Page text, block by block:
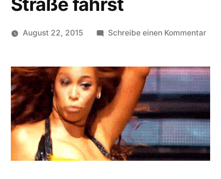
August 22, 2015 Schreibe einen Kommentarzu
im
Bus
und
eine